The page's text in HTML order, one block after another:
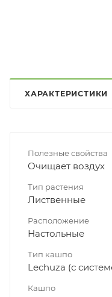
ХАРАКТЕРИСТИКИ
Полезные свойства
Очищает воздух
Тип растения
Лиственные
Расположение
Настольные
Тип кашпо
Lechuza (с
Кашпо